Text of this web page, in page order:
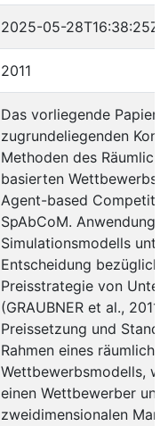
2025-05-28T16:38:25Z
2011
Das vorliegende Papier
zugrundeliegenden
Methoden des
basierten
Agent-based
SpAbCoM.
Simulationsmodells
Entscheidung bezüglich
Preisstrategie von
(GRAUBNER et al.,
Preissetzung und
Rahmen eines
Wettbewerbsmodells,
einen Wettbewerber und
zweidimensionalen